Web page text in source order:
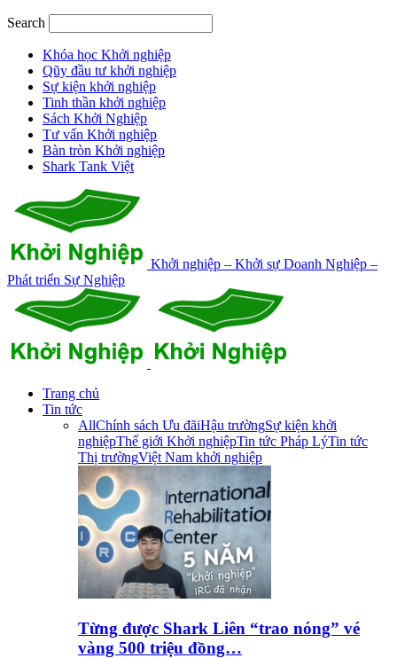
Search
Khóa học Khởi nghiệp
Qũy đầu tư khởi nghiệp
Sự kiện khởi nghiệp
Tinh thần khởi nghiệp
Sách Khởi Nghiệp
Tư vấn Khởi nghiệp
Bàn tròn Khởi nghiệp
Shark Tank Việt
Khởi nghiệp – Khởi sự Doanh Nghiệp –
Phát triển Sự Nghiệp
Trang chủ
Tin tức
AllChính sách Ưu đãiHậu trườngSự kiện khởi
nghiệpThế giới Khởi nghiệpTin tức Pháp LýTin tức
Thị trườngViệt Nam khởi nghiệp
Từng được Shark Liên “trao nóng” vé
vàng 500 triệu đồng…